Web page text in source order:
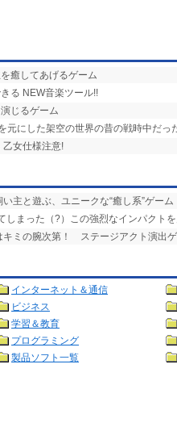
癒してあげるゲーム
る NEW音楽ツール!!
じるゲーム
元にした架空の世界の昔の戦時中だっ
乙女仕様注意!
主と遊ぶ、ユニークな“癒し系”ゲーム
しまった（?）この強烈なインパクトを
キミの腕次第！ ステージアクト演出
インターネット＆通信
ビジネス
学習＆教育
プログラミング
製品ソフト一覧